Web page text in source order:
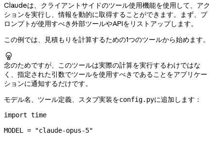
Claudeは、クライアントサイドのツール使用機能を使用して、アク
ションを実行し、情報を動的に取得することができます。まず、プ
ロンプトが使用すべき外部ツールやAPIをリストアップします。
この例では、見積もりを計算するための1つのツールから始めます。

念のためですが、このツールは実際の計算を実行するわけではな
く、指定された引数でツールを使用すべきであることをアプリケー
ションに通知するだけです。
モデル名、ツール定義、スタブ実装をconfig.pyに追加します：
import time
MODEL
= "claude-opus-5"